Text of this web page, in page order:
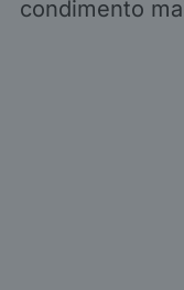
condimento